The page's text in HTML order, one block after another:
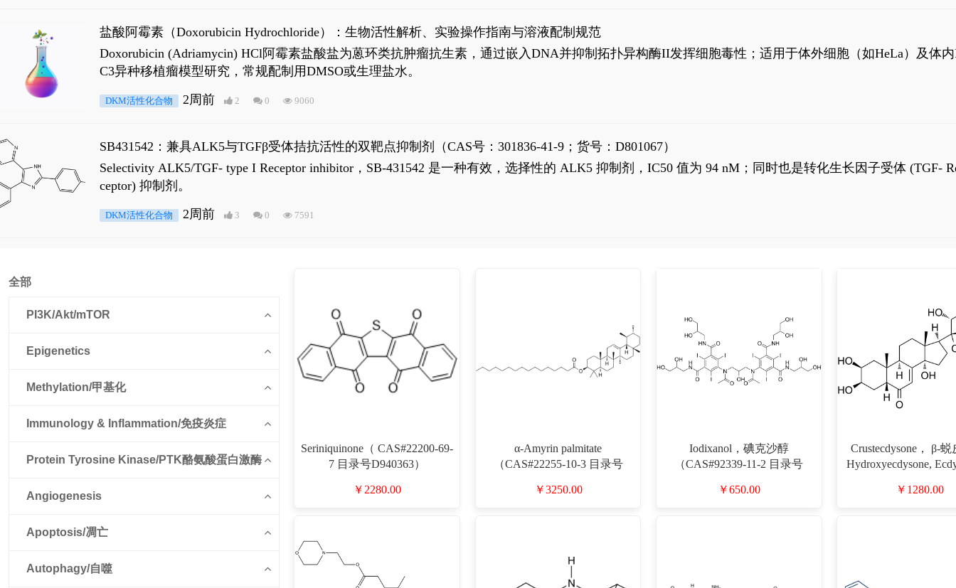
盐酸阿霉素（Doxorubicin Hydrochloride）：生物活性解析、实验操作指南与溶液配制规范
Doxorubicin (Adriamycin) HCl阿霉素盐酸盐为蒽环类抗肿瘤抗生素，通过嵌入DNA并抑制拓扑异构酶II发挥细胞毒性；适用于体外细胞（如HeLa）及体内
C3异种移植瘤模型研究，常规配制用DMSO或生理盐水。
DKM活性化合物 2周前 2 0 9060
SB431542：兼具ALK5与TGFβ受体拮抗活性的双靶点抑制剂（CAS号：301836-41-9；货号：D801067）
Selectivity ALK5/TGF- type I Receptor inhibitor，SB-431542 是一种有效，选择性的 ALK5 抑制剂，IC50 值为 94 nM；同时也是转化生长因子受体 (TGF-
ceptor) 抑制剂。
DKM活性化合物 2周前 3 0 7591
全部
PI3K/Akt/mTOR
Epigenetics
Methylation/甲基化
Immunology & Inflammation/免疫炎症
Protein Tyrosine Kinase/PTK酪氨酸蛋白激酶
Angiogenesis
Apoptosis/凋亡
Autophagy/自噬
Seriniquinone（ CAS#22200-69-
7 目录号D940363）
￥2280.00
α-Amyrin palmitate
（CAS#22255-10-3 目录号
￥3250.00
Iodixanol，碘克沙醇
（CAS#92339-11-2 目录号
￥650.00
Crustecdysone， β-
Hydroxyecdysone,
Hydroxyecdysone
￥1280.00